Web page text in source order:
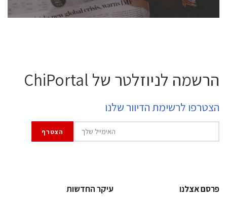
הרשמה לניוזלטר של ChiPortal
הצטרפו לרשימת הדיוור שלנו
פרסם אצלנו
עיקר החדשות